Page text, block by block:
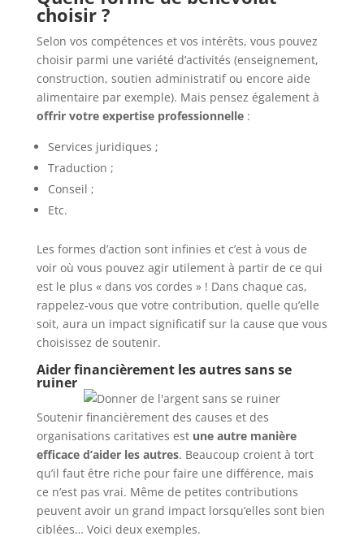
choisir ?
Selon vos compétences et vos intérêts, vous pouvez
choisir parmi une variété d’activités (enseignement,
construction, soutien administratif ou encore aide
alimentaire par exemple). Mais pensez également à
offrir votre expertise professionnelle:
Services juridiques ;
Traduction ;
Conseil ;
Etc.
Les formes d’action sont infinies et c’est à vous de
voir où vous pouvez agir utilement à partir de ce qui
est le plus « dans vos cordes » ! Dans chaque cas,
rappelez-vous que votre contribution, quelle qu’elle
soit, aura un impact significatif sur la cause que vous
choisissez de soutenir.
Aider financièrement les autres sans se
ruiner
Soutenir financièrement des causes et des
organisations caritatives est une autre manière
efficace d’aider les autres. Beaucoup croient à tort
qu’il faut être riche pour faire une différence, mais
ce n’est pas vrai. Même de petites contributions
peuvent avoir un grand impact lorsqu’elles sont bien
ciblées… Voici deux exemples.